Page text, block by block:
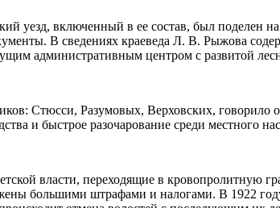
уезд, включенный в ее состав, был
В сведениях краеведа Л. В. Рыжова
административным центром с развитой
Стюсси, Разумовых, Верховских,
и быстрое разочарование среди местного
власти, переходящие в кровопролитную
большими штрафами и налогами. В 1922